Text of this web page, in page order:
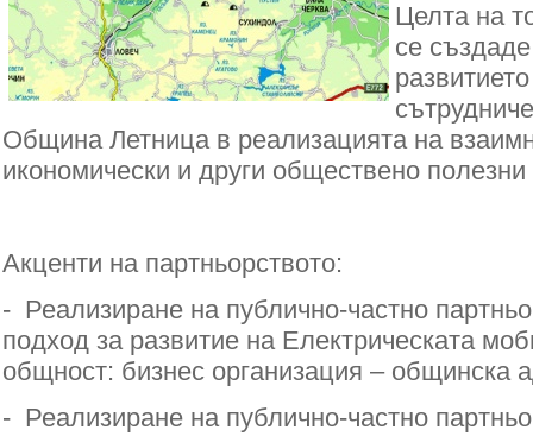
Целта на
се
Община Летница в реализацията на
икономически и други обществено
Акценти на партньорството:
- Реализиране на публично-частно
подход за развитие на Електрическата
общност: бизнес организация – общинска
- Реализиране на публично-частно